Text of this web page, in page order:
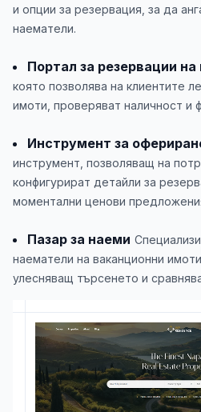
и опции за резервация, за да
наематели.
Портал за резервации на
която позволява на клиентите
имоти, проверяват наличност и
Инструмент за
инструмент, позволяващ на
конфигурират детайли за
моментални ценови
Пазар за наеми
наематели на ваканционни
улесняващ търсенето и